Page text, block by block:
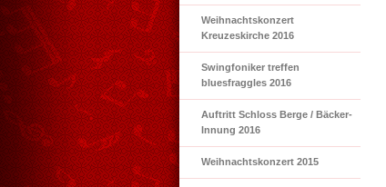
Weihnachtskonzert
Kreuzeskirche 2016
Swingfoniker treffen
bluesfraggles 2016
Auftritt Schloss Berge / Bäcker-
Innung 2016
Weihnachtskonzert 2015